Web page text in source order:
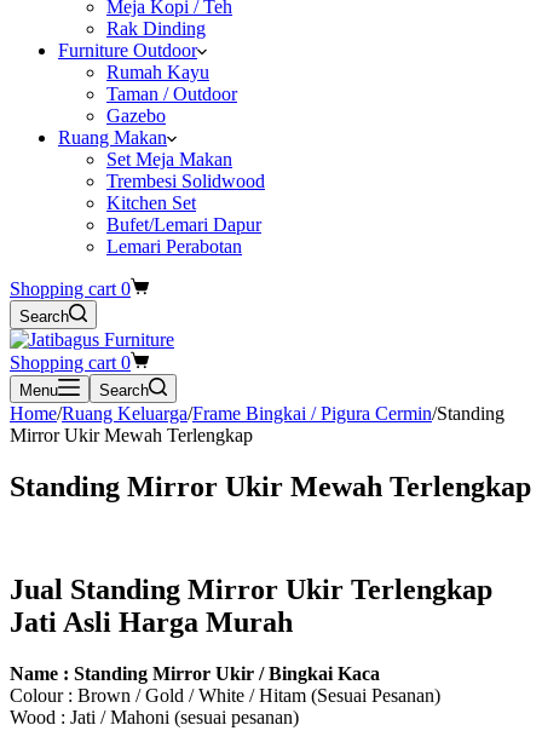
Meja Kopi / Teh
Rak Dinding
Furniture Outdoor
Rumah Kayu
Taman / Outdoor
Gazebo
Ruang Makan
Set Meja Makan
Trembesi Solidwood
Kitchen Set
Bufet/Lemari Dapur
Lemari Perabotan
Shopping cart 0
Search
Shopping cart 0
Menu Search
Home/Ruang Keluarga/Frame Bingkai / Pigura Cermin/Standing
Mirror Ukir Mewah Terlengkap
Standing Mirror Ukir Mewah Terlengkap
Jual Standing Mirror Ukir Terlengkap
Jati Asli Harga Murah
Name : Standing Mirror Ukir / Bingkai Kaca
Colour : Brown / Gold / White / Hitam (Sesuai Pesanan)
Wood : Jati / Mahoni (sesuai pesanan)